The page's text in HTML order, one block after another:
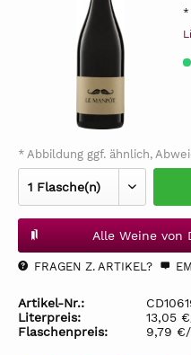
*
* Abbildung ggf. ähnlich,
Alle Weine von
FRAGEN Z. ARTIKEL?
Artikel-Nr.:
Literpreis:
13,05
Flaschenpreis:
9,79